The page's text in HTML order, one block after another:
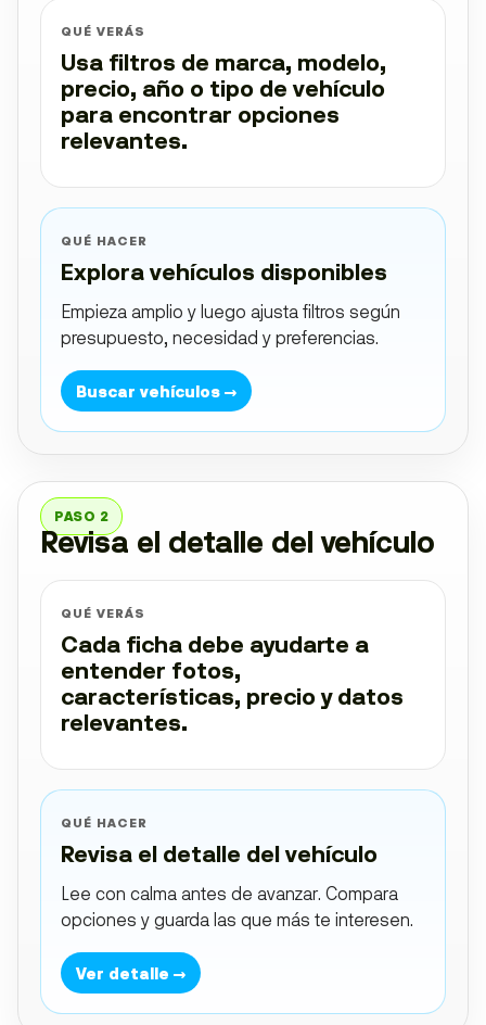
QUÉ VERÁS
Usa filtros de marca, modelo,
precio, año o tipo de vehículo
para encontrar opciones
relevantes.
QUÉ HACER
Explora vehículos disponibles
Empieza amplio y luego ajusta filtros según
presupuesto, necesidad y preferencias.
Buscar vehículos →
PASO 2
Revisa el detalle del vehículo
QUÉ VERÁS
Cada ficha debe ayudarte a
entender fotos,
características, precio y datos
relevantes.
QUÉ HACER
Revisa el detalle del vehículo
Lee con calma antes de avanzar. Compara
opciones y guarda las que más te interesen.
Ver detalle →